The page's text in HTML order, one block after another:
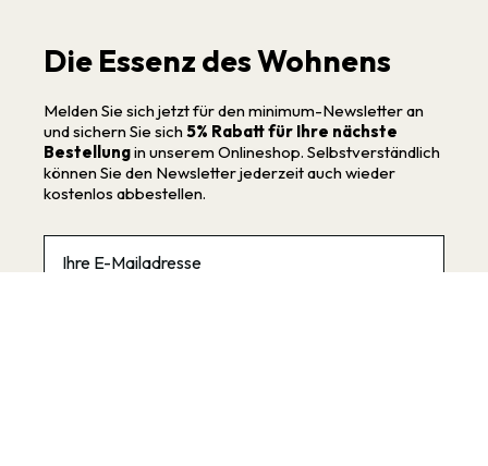
Die Essenz des Wohnens
Melden Sie sich jetzt für den minimum-Newsletter an
und sichern Sie sich 5% Rabatt für Ihre nächste
Bestellungin unserem Onlineshop. Selbstverständlich
können Sie den Newsletter jederzeit auch wieder
kostenlos abbestellen.